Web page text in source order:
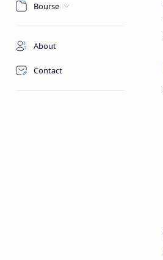
Bourse
About
Contact